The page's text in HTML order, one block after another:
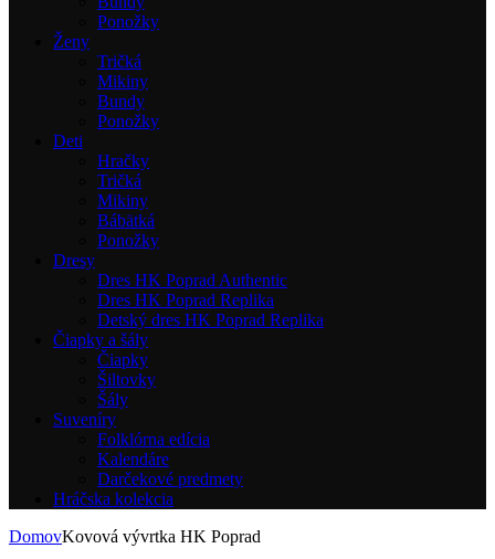
Ponožky
Ženy
Tričká
Mikiny
Bundy
Ponožky
Deti
Hračky
Tričká
Mikiny
Bábätká
Ponožky
Dresy
Dres HK Poprad Authentic
Dres HK Poprad Replika
Detský dres HK Poprad Replika
Čiapky a šály
Čiapky
Šiltovky
Šály
Suveníry
Folklórna edícia
Kalendáre
Darčekové predmety
Hráčska kolekcia
DomovKovová vývrtka HK Poprad